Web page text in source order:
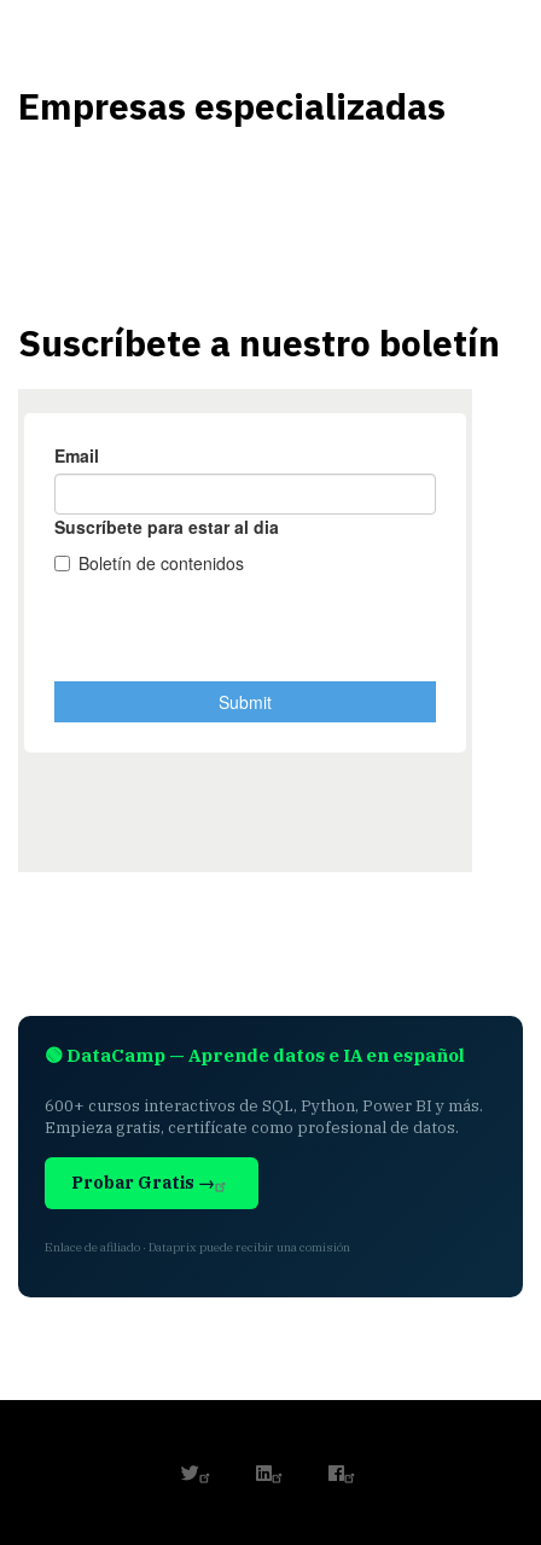
Empresas especializadas
Suscríbete a nuestro boletín
🟢 DataCamp — Aprende datos e IA en español
600+ cursos interactivos de SQL, Python, Power BI y más.
Empieza gratis, certifícate como profesional de datos.
Probar Gratis →
Enlace de afiliado · Dataprix puede recibir una comisión
twitterlinkedinfacebook